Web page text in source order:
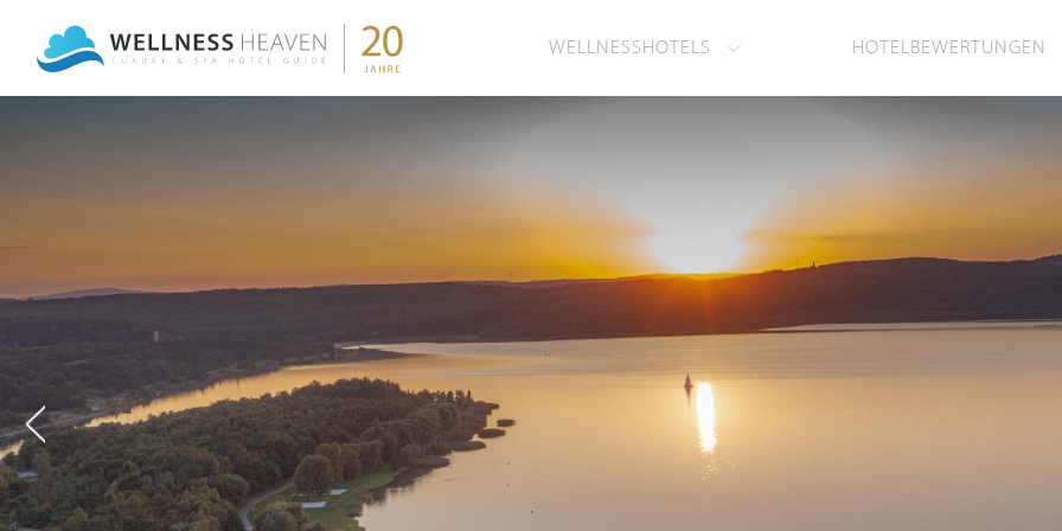
WELLNESSHOTELS HOTELBEWERTUNGEN